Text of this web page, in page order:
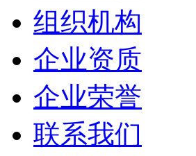
组织机构
企业资质
企业荣誉
联系我们